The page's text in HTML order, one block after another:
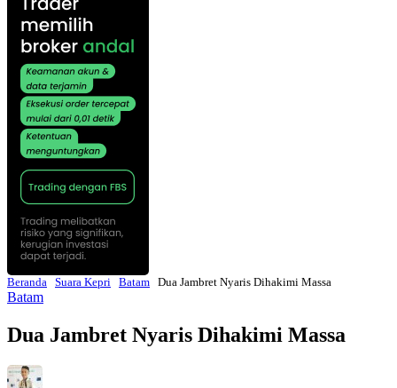
Beranda Suara Kepri Batam Dua Jambret Nyaris Dihakimi Massa
Batam
Dua Jambret Nyaris Dihakimi Massa